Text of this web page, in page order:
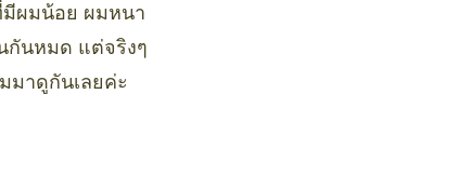
ผมน้อย ผมหนา
กันหมด แต่จริงๆ
มาดูกันเลยค่ะ